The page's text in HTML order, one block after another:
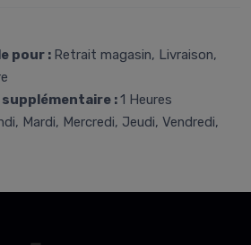
pour : Retrait magasin, Livraison,
:1 Heures
Mardi, Mercredi, Jeudi, Vendredi,